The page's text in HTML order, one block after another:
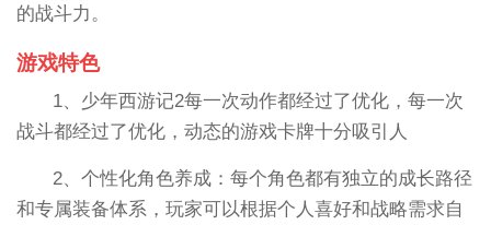
的战斗力。
游戏特色
1、少年西游记2每一次动作都经过了优化，每一次
战斗都经过了优化，动态的游戏卡牌十分吸引人
2、个性化角色养成：每个角色都有独立的成长路径
和专属装备体系，玩家可以根据个人喜好和战略需求自